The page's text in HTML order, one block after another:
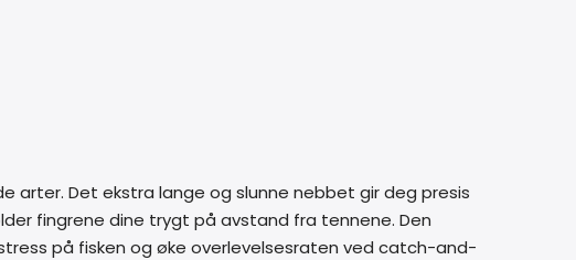
Det ekstra lange og slunne nebbet gir deg presis
fingrene dine trygt på avstand fra tennene. Den
på fisken og øke overlevelsesraten ved catch-and-